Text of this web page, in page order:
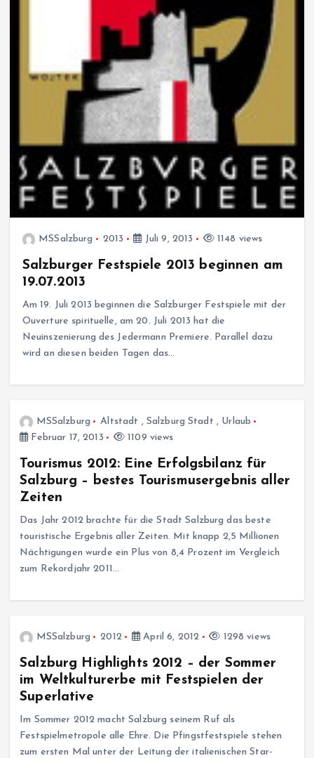
MSSalzburg 2013 Juli 9, 2013 1148 views
Salzburger Festspiele 2013 beginnen am
19.07.2013
Am 19. Juli 2013 beginnen die Salzburger Festspiele mit der
Ouverture spirituelle, am 20. Juli 2013 hat die
Neuinszenierung des Jedermann Premiere. Parallel dazu
wird an diesen beiden Tagen das…
MSSalzburg Altstadt , Salzburg Stadt , Urlaub
Februar 17, 2013
1109 views
Tourismus 2012: Eine Erfolgsbilanz für
Salzburg – bestes Tourismusergebnis aller
Zeiten
Das Jahr 2012 brachte für die Stadt Salzburg das beste
touristische Ergebnis aller Zeiten. Mit knapp 2,5 Millionen
Nächtigungen wurde ein Plus von 8,4 Prozent im Vergleich
zum Rekordjahr 2011…
MSSalzburg 2012 April 6, 2012 1298 views
Salzburg Highlights 2012 – der Sommer
im Weltkulturerbe mit Festspielen der
Superlative
Im Sommer 2012 macht Salzburg seinem Ruf als
Festspielmetropole alle Ehre. Die Pfingstfestspiele stehen
zum ersten Mal unter der Leitung der italienischen Star-